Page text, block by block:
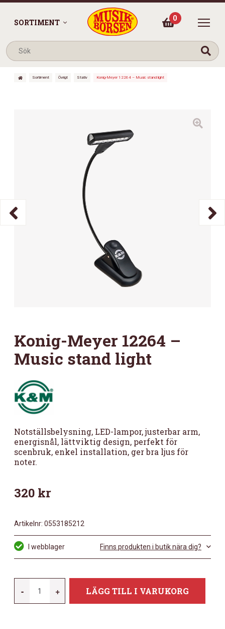
SORTIMENT 0
Sortiment Övrigt Stativ Konig-Meyer 12264 – Music stand light
Konig-Meyer 12264 –
Music stand light
Notställsbelysning, LED-lampor, justerbar arm,
energisnål, lättviktig design, perfekt för
scenbruk, enkel installation, ger bra ljus för
noter.
320 kr
Artikelnr: 0553185212
I webblager Finns produkten i butik nära dig?
- + LÄGG TILL I VARUKORG